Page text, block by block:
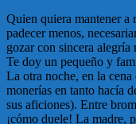
Quien quiera mantener a
padecer menos,
gozar con sincera alegría
Te doy un pequeño y
La otra noche, en la
monerías en tanto hacía
sus aficiones). Entre
¡cómo duele! La madre,